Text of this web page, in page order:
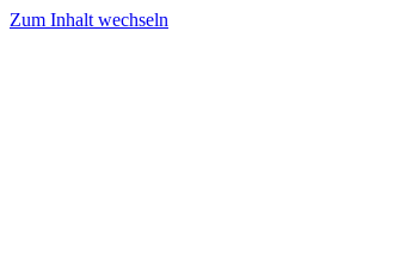
Zum Inhalt wechseln